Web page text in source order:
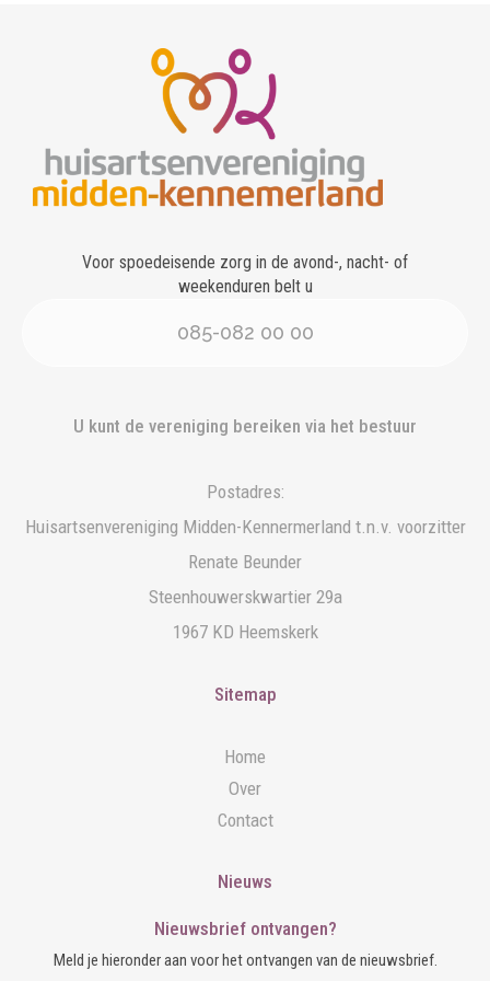
Voor spoedeisende zorg in de avond-, nacht- of
weekenduren belt u
085-082 00 00
U kunt de vereniging bereiken via het bestuur
Postadres:
Huisartsenvereniging Midden-Kennermerland t.n.v. voorzitter
Renate Beunder
Steenhouwerskwartier 29a
1967 KD Heemskerk
Sitemap
Home
Over
Contact
Nieuws
Nieuwsbrief ontvangen?
Meld je hieronder aan voor het ontvangen van de nieuwsbrief.